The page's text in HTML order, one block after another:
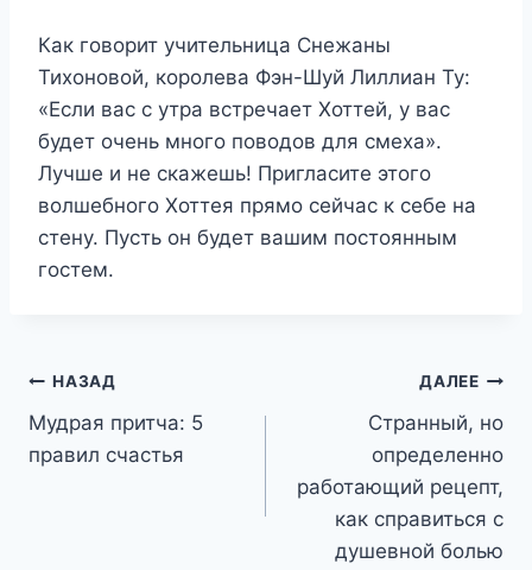
Как говорит учительница Снежаны
Тихоновой, королева Фэн-Шуй Лиллиан Ту:
«Если вас с утра встречает Хоттей, у вас
будет очень много поводов для смеха».
Лучше и не скажешь! Пригласите этого
волшебного Хоттея прямо сейчас к себе на
стену. Пусть он будет вашим постоянным
гостем.
Навигация
по
НАЗАД
Мудрая притча: 5
правил счастья
ДАЛЕЕ
Странный, но
определенно
работающий рецепт,
как справиться с
душевной болью